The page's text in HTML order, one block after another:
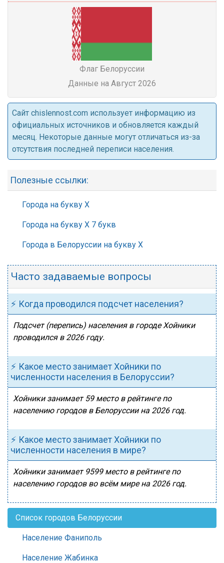
Флаг Белоруссии
Данные на Август 2026
Cайт chislennost.com использует информацию из
официальных источников и обновляется каждый
месяц. Некоторые данные могут отличаться из-за
отсутствия последней переписи населения.
Полезные ссылки:
Города на букву Х
Города на букву Х 7 букв
Города в Белоруссии на букву Х
Часто задаваемые вопросы
⚡ Когда проводился подсчет населения?
Подсчет (перепись) населения в городе Хойники
проводился в 2026 году.
⚡ Какое место занимает Хойники по
численности населения в Белоруссии?
Хойники занимает 59 место в рейтинге по
населению городов в Белоруссии на 2026 год.
⚡ Какое место занимает Хойники по
численности населения в мире?
Хойники занимает 9599 место в рейтинге по
населению городов во всём мире на 2026 год.
Список городов Белоруссии
Население Фаниполь
Население Жабинка